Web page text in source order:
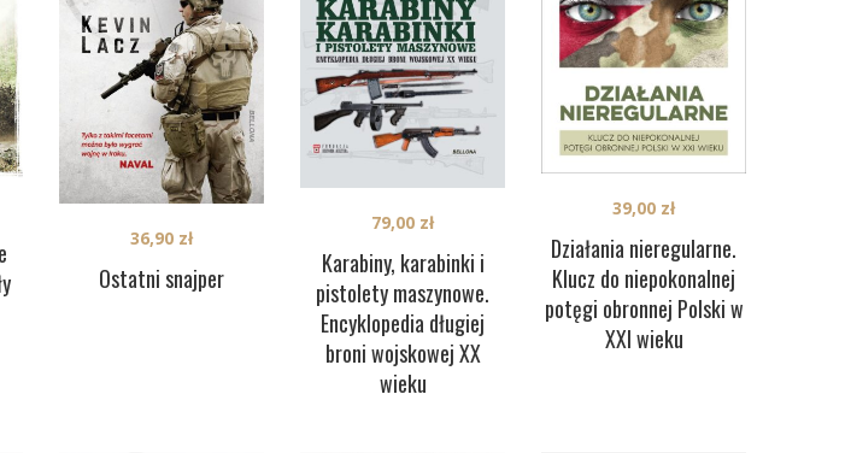
Ostatni snajper
36,90 zł
Karabiny, karabinki i
pistolety maszynowe.
Encyklopedia długiej
broni wojskowej XX
wieku
79,00 zł
Działania nieregularne.
Klucz do niepokonalnej
potęgi obronnej Polski w
XXI wieku
39,00 zł